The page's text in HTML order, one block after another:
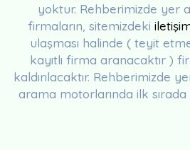
yoktur. Rehberimizde yer
firmaların, sitemizdeki
ulaşması halinde ( teyit
kayıtlı firma aranacaktır )
kaldırılacaktır. Rehberimizde
arama motorlarında ilk sırada